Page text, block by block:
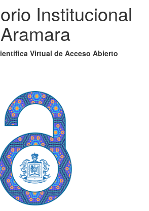
Institucional
Aramara
Virtual de Acceso Abierto